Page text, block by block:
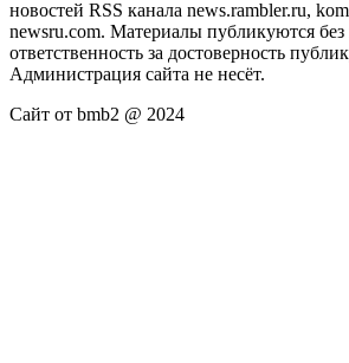
новостей RSS канала news.rambler.ru,
newsru.com. Материалы публикуются без
ответственность за достоверность
Администрация сайта не несёт.
Сайт от bmb2 @ 2024